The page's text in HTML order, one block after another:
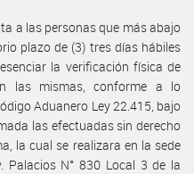
a las personas que más abajo
plazo de (3) tres días hábiles
la verificación física de
las mismas, conforme a lo
Aduanero Ley 22.415, bajo
las efectuadas sin derecho
la cual se realizara en la sede
Palacios N° 830 Local 3 de la